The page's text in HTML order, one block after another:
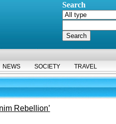
Search
NEWS SOCIETY TRAVEL
Rebellion’